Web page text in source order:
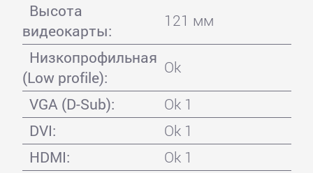
Высота
видеокарты:
121 мм
Низкопрофильная
(Low profile):
Ok
VGA (D-Sub):
Ok 1
DVI:
Ok 1
HDMI:
Ok 1